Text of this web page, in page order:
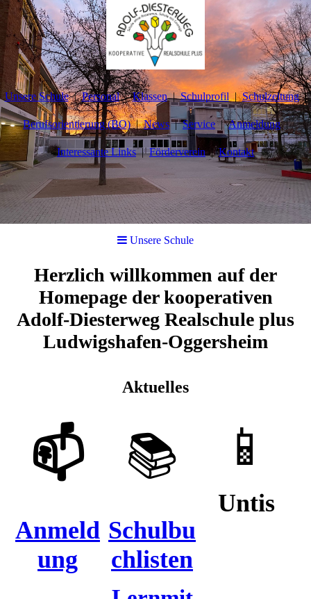
Unsere Schule Personal Klassen Schulprofil Schulzeitung
Berufsorientierung (BO) News Service Anmeldung
Interessante Links Förderverein Kontakt
Unsere Schule
Herzlich willkommen auf der
Homepage der kooperativen
Adolf-Diesterweg Realschule plus
Ludwigshafen-Oggersheim
Aktuelles
📫
Anmeld
ung
📚
Schulbu
chlisten
📱
Untis